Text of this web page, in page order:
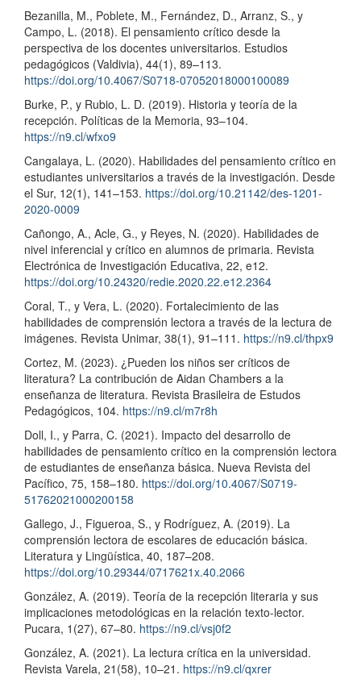
Bezanilla, M., Poblete, M., Fernández, D., Arranz, S., y
Campo, L. (2018). El pensamiento crítico desde la
perspectiva de los docentes universitarios. Estudios
pedagógicos (Valdivia), 44(1), 89–113.
https://doi.org/10.4067/S0718-07052018000100089
Burke, P., y Rubio, L. D. (2019). Historia y teoría de la
recepción. Políticas de la Memoria, 93–104.
https://n9.cl/wfxo9
Cangalaya, L. (2020). Habilidades del pensamiento crítico en
estudiantes universitarios a través de la investigación. Desde
el Sur, 12(1), 141–153. https://doi.org/10.21142/des-1201-
2020-0009
Cañongo, A., Acle, G., y Reyes, N. (2020). Habilidades de
nivel inferencial y crítico en alumnos de primaria. Revista
Electrónica de Investigación Educativa, 22, e12.
https://doi.org/10.24320/redie.2020.22.e12.2364
Coral, T., y Vera, L. (2020). Fortalecimiento de las
habilidades de comprensión lectora a través de la lectura de
imágenes. Revista Unimar, 38(1), 91–111. https://n9.cl/thpx9
Cortez, M. (2023). ¿Pueden los niños ser críticos de
literatura? La contribución de Aidan Chambers a la
enseñanza de literatura. Revista Brasileira de Estudos
Pedagógicos, 104. https://n9.cl/m7r8h
Doll, I., y Parra, C. (2021). Impacto del desarrollo de
habilidades de pensamiento crítico en la comprensión lectora
de estudiantes de enseñanza básica. Nueva Revista del
Pacífico, 75, 158–180. https://doi.org/10.4067/S0719-
51762021000200158
Gallego, J., Figueroa, S., y Rodríguez, A. (2019). La
comprensión lectora de escolares de educación básica.
Literatura y Lingüística, 40, 187–208.
https://doi.org/10.29344/0717621x.40.2066
González, A. (2019). Teoría de la recepción literaria y sus
implicaciones metodológicas en la relación texto-lector.
Pucara, 1(27), 67–80. https://n9.cl/vsj0f2
González, A. (2021). La lectura crítica en la universidad.
Revista Varela, 21(58), 10–21. https://n9.cl/qxrer